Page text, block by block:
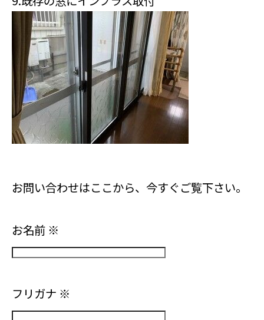
お問い合わせはここから、今すぐご覧下さい。
お名前 ※
フリガナ ※